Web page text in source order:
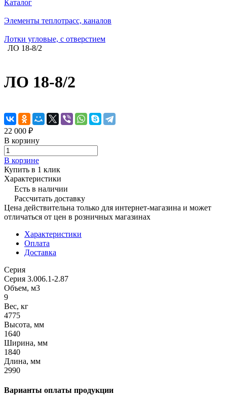
Каталог
Элементы теплотрасс, каналов
Лотки угловые, с отверстием
ЛО 18-8/2
ЛО 18-8/2
22 000 ₽
В корзину
В корзине
Купить в 1 клик
Характеристики
Есть в наличии
Рассчитать доставку
Цена действительна только для интернет-магазина и может
отличаться от цен в розничных магазинах
Характеристики
Оплата
Доставка
Серия
Серия 3.006.1-2.87
Объем, м3
9
Вес, кг
4775
Высота, мм
1640
Ширина, мм
1840
Длина, мм
2990
Варианты оплаты продукции